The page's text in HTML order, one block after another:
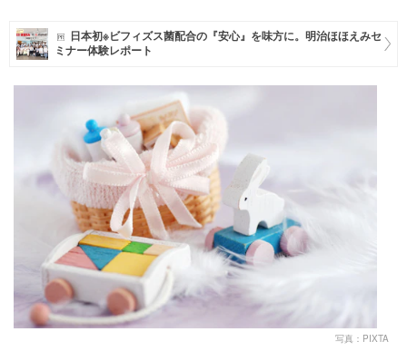
住まい
トレンド・イベント
日本初※ビフィズス菌配合の『安心』を味方に。明治ほほえみセ
ミナー体験レポート
写真：PIXTA